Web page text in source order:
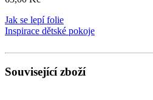
Jak se lepí folie
Inspirace dětské pokoje
Související zboží